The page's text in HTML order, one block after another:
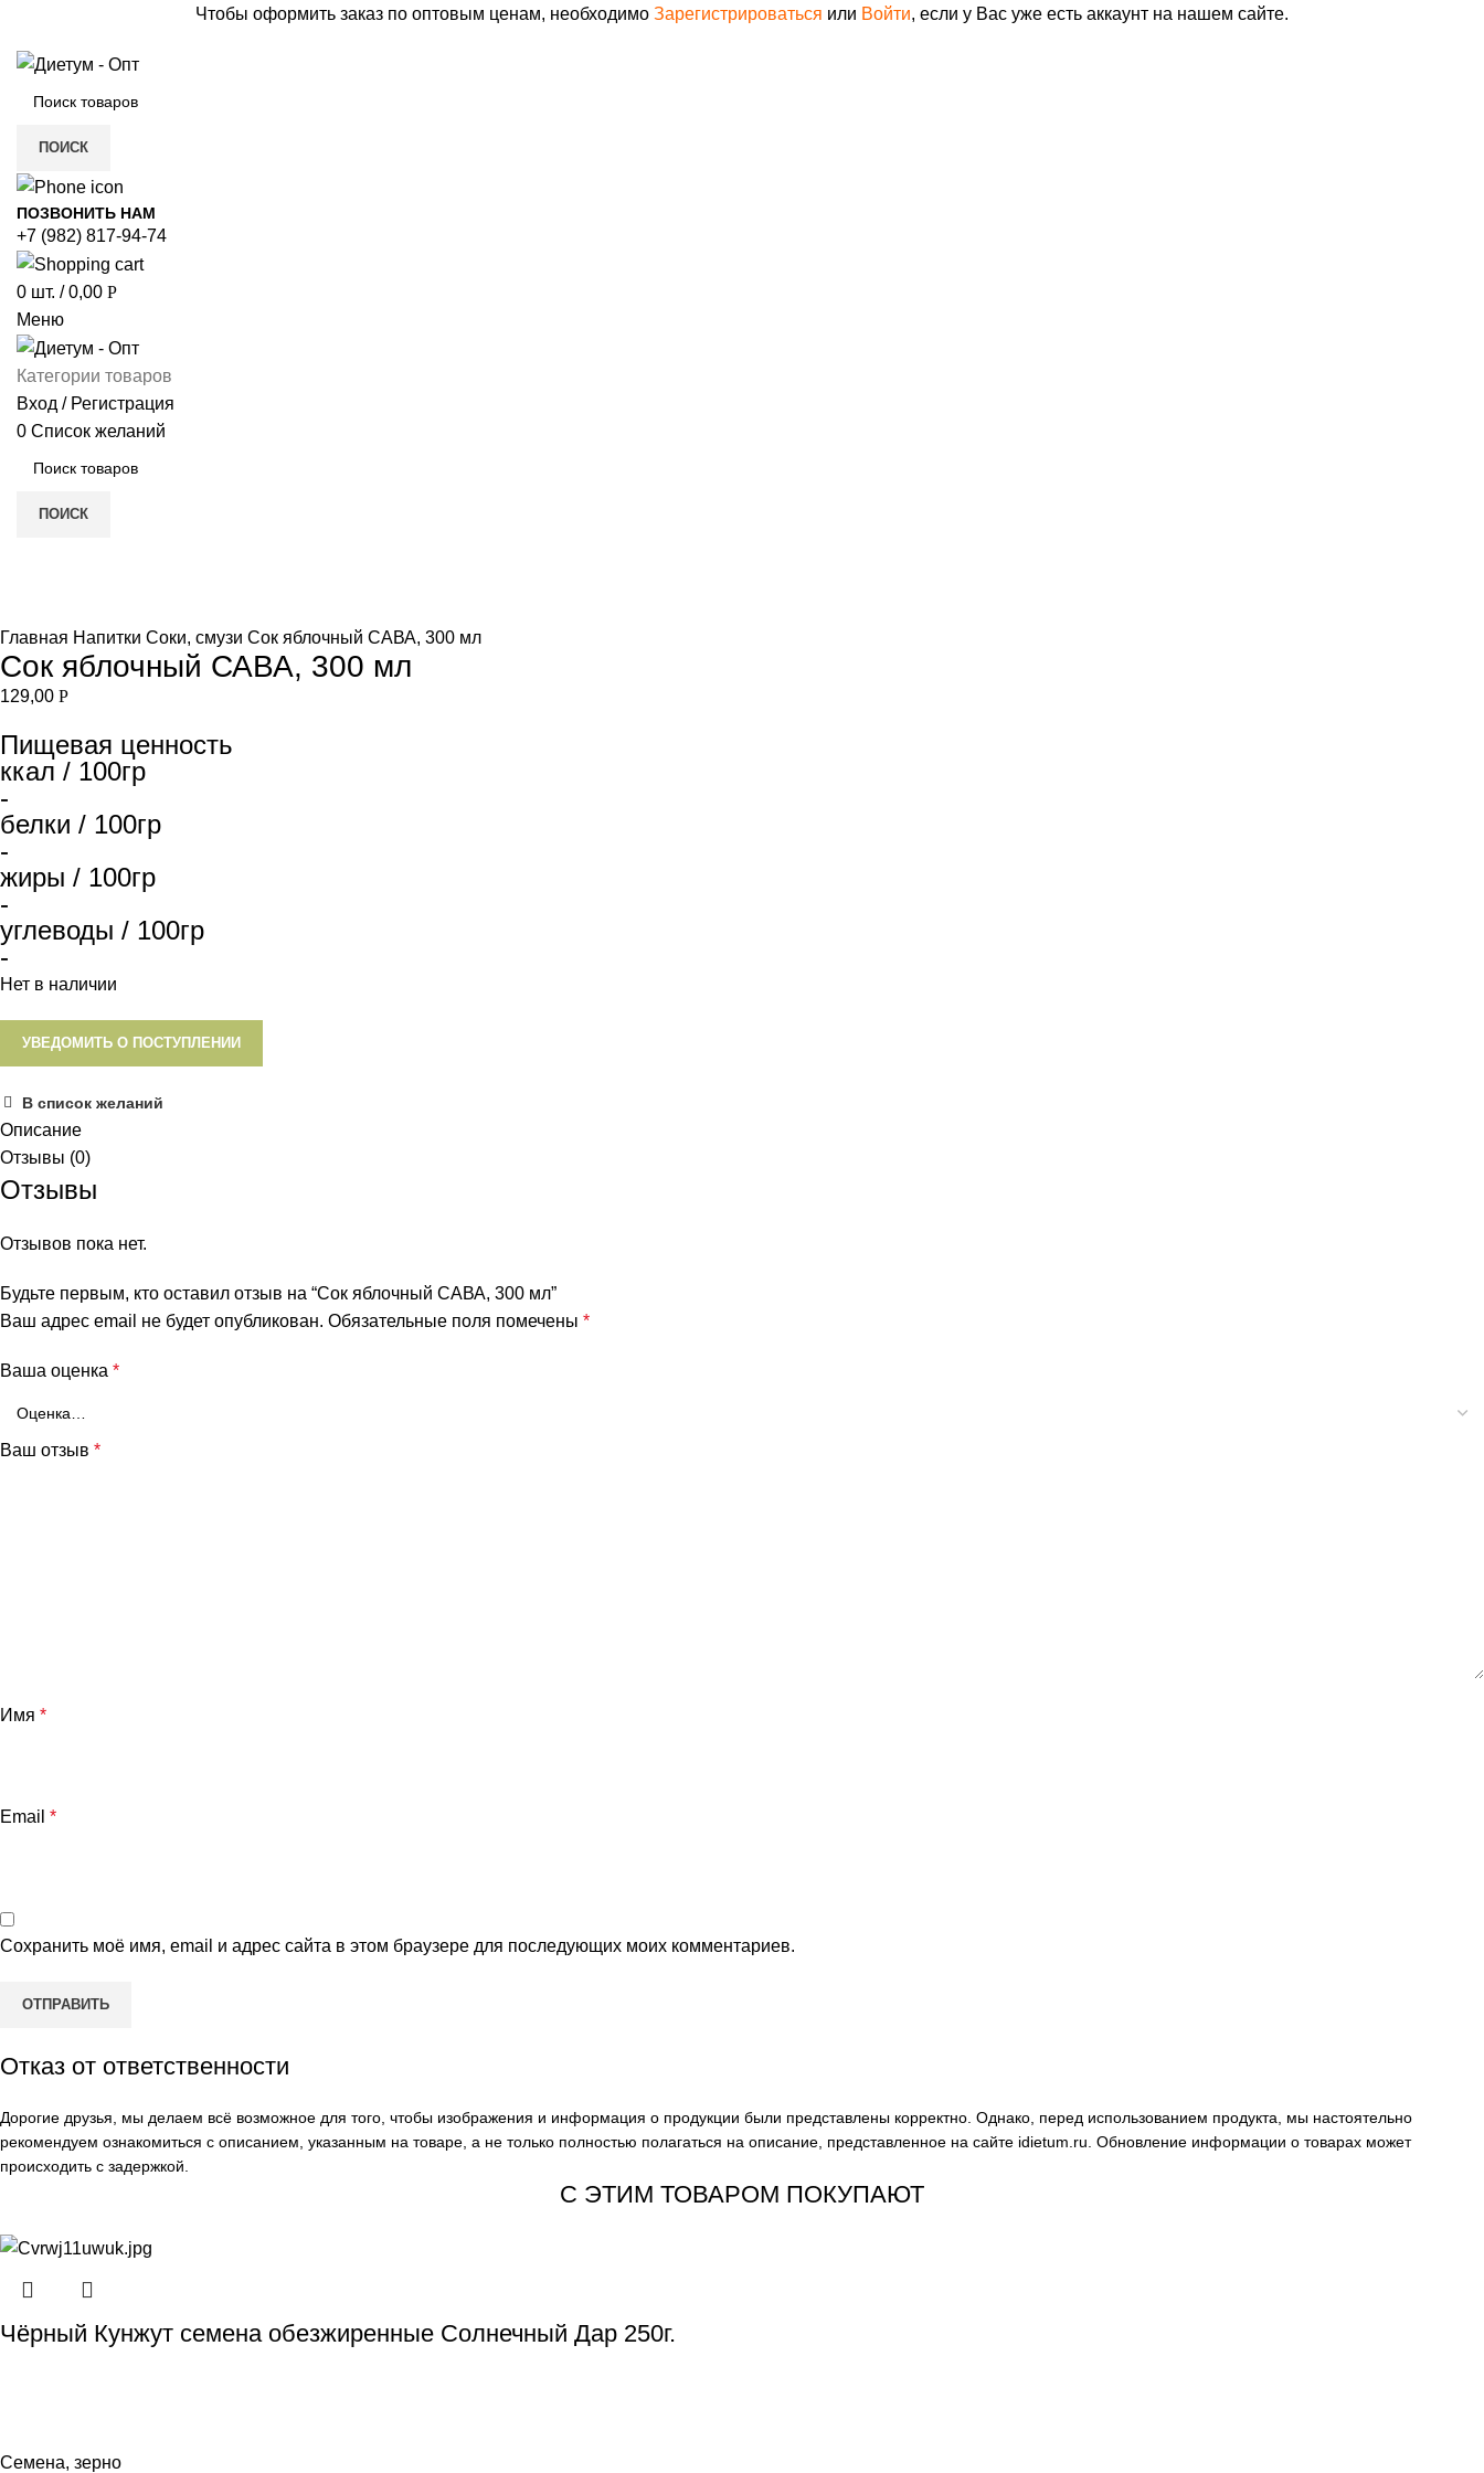
Чтобы оформить заказ по оптовым ценам, необходимо Зарегистрироваться или Войти, если у Вас уже есть аккаунт на нашем сайте.
ПОИСК
ПОЗВОНИТЬ НАМ
+7 (982) 817-94-74
0 шт. / 0,00 Р
Меню
Категории товаров
Вход / Регистрация
0 Список желаний
ПОИСК
Главная Напитки Соки, смузи Сок яблочный САВА, 300 мл
Сок яблочный САВА, 300 мл
129,00 Р
Пищевая ценность
ккал / 100гр
-
белки / 100гр
-
жиры / 100гр
-
углеводы / 100гр
-
Нет в наличии
УВЕДОМИТЬ О ПОСТУПЛЕНИИ
В список желаний
Описание
Отзывы (0)
Отзывы
Отзывов пока нет.
Будьте первым, кто оставил отзыв на “Сок яблочный САВА, 300 мл”
Ваш адрес email не будет опубликован. Обязательные поля помечены *
Ваша оценка *
Ваш отзыв *
Имя *
Email *
Сохранить моё имя, email и адрес сайта в этом браузере для последующих моих комментариев.
Отказ от ответственности
Дорогие друзья, мы делаем всё возможное для того, чтобы изображения и информация о продукции были представлены корректно. Однако, перед использованием продукта, мы настоятельно
рекомендуем ознакомиться с описанием, указанным на товаре, а не только полностью полагаться на описание, представленное на сайте idietum.ru . Обновление информации о товарах может
происходить с задержкой.
С ЭТИМ ТОВАРОМ ПОКУПАЮТ
Чёрный Кунжут семена обезжиренные Солнечный Дар 250г.
Семена, зерно